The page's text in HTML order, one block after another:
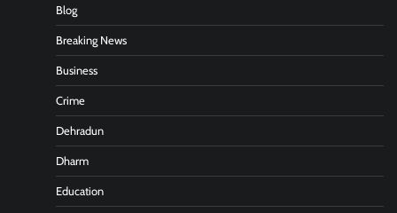
Blog
Breaking News
Business
Crime
Dehradun
Dharm
Education